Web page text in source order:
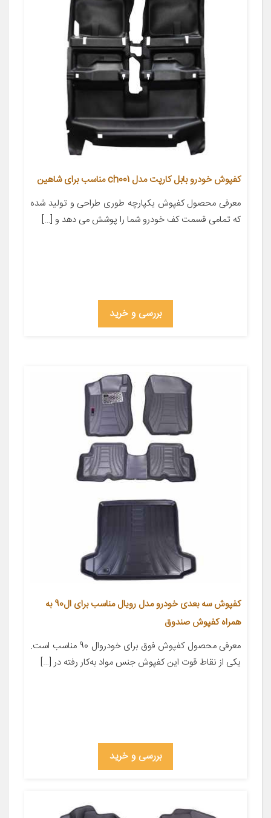
کفپوش خودرو بابل کارپت مدل ch001 مناسب برای شاهین
معرفی محصول کفپوش یکپارچه طوری طراحی و تولید شده
که تمامی قسمت کف خودرو شما را پوشش می دهد و […]
بررسی و خرید
کفپوش سه بعدی خودرو مدل رویال مناسب برای ال90 به
همراه کفپوش صندوق
معرفی محصول کفپوش فوق برای خودروال 90 مناسب است.
یکی از نقاط قوت این کفپوش جنس مواد به‌کار رفته در […]
بررسی و خرید